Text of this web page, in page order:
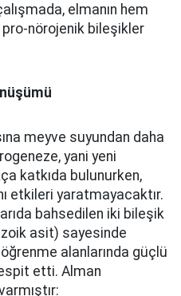
elmanın hem
nörojenik bileşikler
meyve suyundan daha
yani yeni
katkıda bulunurken,
etkileri yaratmayacaktır.
bahsedilen iki bileşik
asit) sayesinde
alanlarında güçlü
etti. Alman